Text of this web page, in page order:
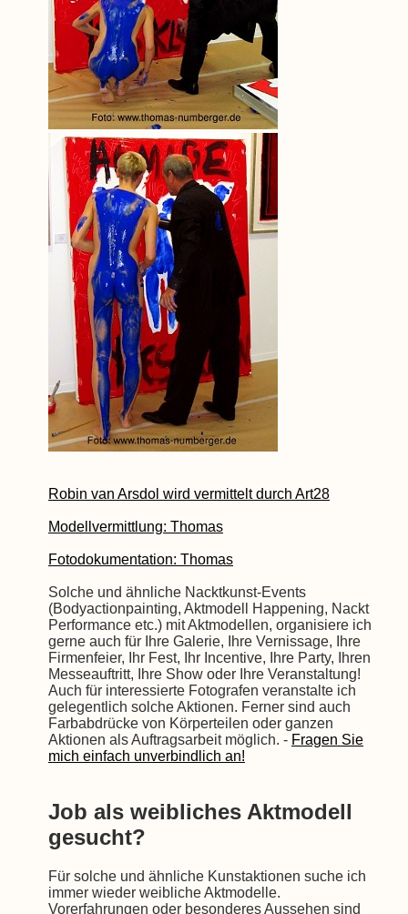
Robin van Arsdol wird vermittelt durch Art28
Modellvermittlung: Thomas
Fotodokumentation: Thomas
Solche und ähnliche Nacktkunst-Events
(Bodyactionpainting, Aktmodell Happening, Nackt
Performance etc.) mit Aktmodellen, organisiere ich
gerne auch für Ihre Galerie, Ihre Vernissage, Ihre
Firmenfeier, Ihr Fest, Ihr Incentive, Ihre Party, Ihren
Messeauftritt, Ihre Show oder Ihre Veranstaltung!
Auch für interessierte Fotografen veranstalte ich
gelegentlich solche Aktionen. Ferner sind auch
Farbabdrücke von Körperteilen oder ganzen
Aktionen als Auftragsarbeit möglich. - Fragen Sie
mich einfach unverbindlich an!
Job als weibliches Aktmodell
gesucht?
Für solche und ähnliche Kunstaktionen suche ich
immer wieder weibliche Aktmodelle.
Vorerfahrungen oder besonderes Aussehen sind